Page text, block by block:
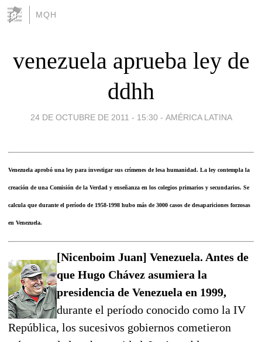
MQH
venezuela aprueba ley de
ddhh
24 DE OCTUBRE DE 2011 - 15:30 - AMÉRICA LATINA
Venezuela aprobó una ley para investigar sus crímenes de lesa humanidad. La ley contempla la
creación de una Comisión de la Verdad y enseñanza en los colegios primarios y secundarios. Se
calcula que durante el período de 1958-1998 hubo más de 3000 casos de desapariciones forzosas
en Venezuela.
[Nicenboim Juan] Venezuela. Antes de
que Hugo Chávez asumiera la
presidencia de Venezuela en 1999,
durante el período conocido como la IV
República, los sucesivos gobiernos cometieron